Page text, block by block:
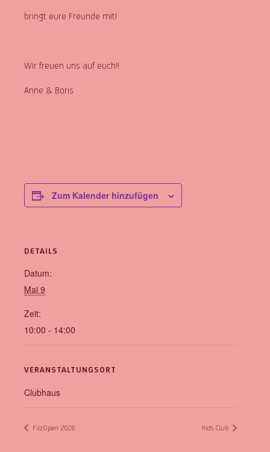
bringt eure Freunde mit!
Wir freuen uns auf euch!!
Anne & Boris
Zum Kalender hinzufügen
DETAILS
Datum:
Mai 9
Zeit:
10:00 - 14:00
VERANSTALTUNGSORT
Clubhaus
FilzOpen 2026 Kids Club